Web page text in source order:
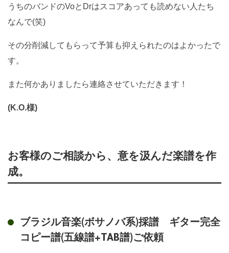
うちのバンドのVoとDrはスコアあっても読めない人たち
なんで(笑)
その分削減してもらって予算も抑えられたのはよかったで
す。
また何かありましたら連絡させていただきます！
(K.O.様)
お客様のご相談から、意を汲んだ楽譜を作
成。
ブラジル音楽(ボサノバ系)採譜 ギター完全
コピー譜(五線譜+TAB譜)ご依頼